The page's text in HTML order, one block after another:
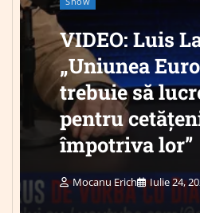
VIDEO: Luis
„Uniunea
trebuie să
pentru
împotriva lor”
Mocanu Erich Iulie 24,